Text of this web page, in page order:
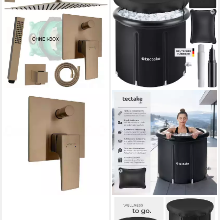
TECTAKE
Badebottich Eisbadewanne,